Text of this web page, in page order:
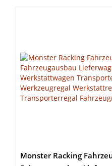
Monster Racking